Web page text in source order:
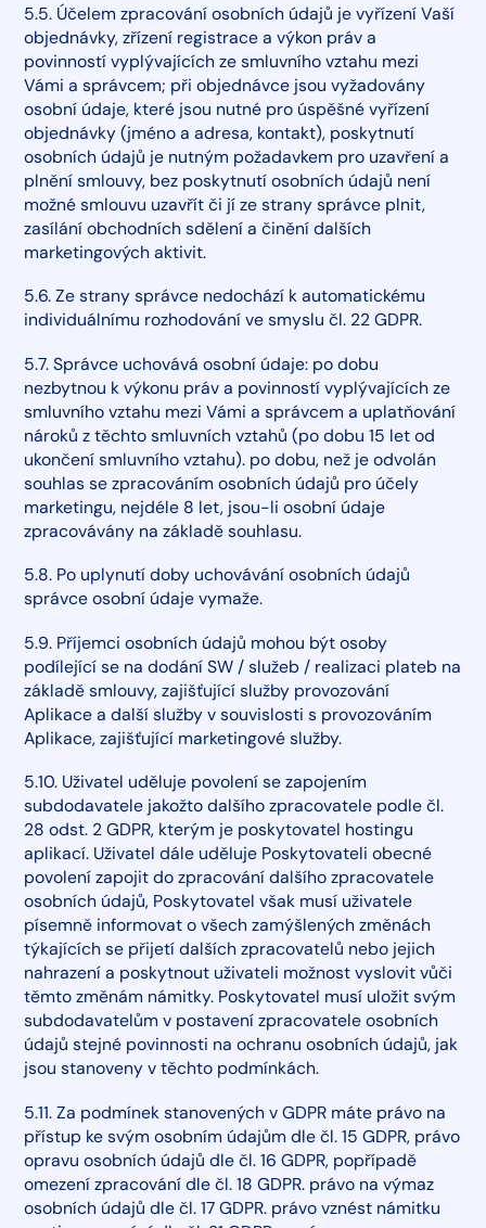
5.5. Účelem zpracování osobních údajů je vyřízení Vaší
objednávky, zřízení registrace a výkon práv a
povinností vyplývajících ze smluvního vztahu mezi
Vámi a správcem; při objednávce jsou vyžadovány
osobní údaje, které jsou nutné pro úspěšné vyřízení
objednávky (jméno a adresa, kontakt), poskytnutí
osobních údajů je nutným požadavkem pro uzavření a
plnění smlouvy, bez poskytnutí osobních údajů není
možné smlouvu uzavřít či jí ze strany správce plnit,
zasílání obchodních sdělení a činění dalších
marketingových aktivit.
5.6. Ze strany správce nedochází k automatickému
individuálnímu rozhodování ve smyslu čl. 22 GDPR.
5.7. Správce uchovává osobní údaje: po dobu
nezbytnou k výkonu práv a povinností vyplývajících ze
smluvního vztahu mezi Vámi a správcem a uplatňování
nároků z těchto smluvních vztahů (po dobu 15 let od
ukončení smluvního vztahu). po dobu, než je odvolán
souhlas se zpracováním osobních údajů pro účely
marketingu, nejdéle 8 let, jsou-li osobní údaje
zpracovávány na základě souhlasu.
5.8. Po uplynutí doby uchovávání osobních údajů
správce osobní údaje vymaže.
5.9. Příjemci osobních údajů mohou být osoby
podílející se na dodání SW / služeb / realizaci plateb na
základě smlouvy, zajišťující služby provozování
Aplikace a další služby v souvislosti s provozováním
Aplikace, zajišťující marketingové služby.
5.10. Uživatel uděluje povolení se zapojením
subdodavatele jakožto dalšího zpracovatele podle čl.
28 odst. 2 GDPR, kterým je poskytovatel hostingu
aplikací. Uživatel dále uděluje Poskytovateli obecné
povolení zapojit do zpracování dalšího zpracovatele
osobních údajů, Poskytovatel však musí uživatele
písemně informovat o všech zamýšlených změnách
týkajících se přijetí dalších zpracovatelů nebo jejich
nahrazení a poskytnout uživateli možnost vyslovit vůči
těmto změnám námitky. Poskytovatel musí uložit svým
subdodavatelům v postavení zpracovatele osobních
údajů stejné povinnosti na ochranu osobních údajů, jak
jsou stanoveny v těchto podmínkách.
5.11. Za podmínek stanovených v GDPR máte právo na
přístup ke svým osobním údajům dle čl. 15 GDPR, právo
opravu osobních údajů dle čl. 16 GDPR, popřípadě
omezení zpracování dle čl. 18 GDPR. právo na výmaz
osobních údajů dle čl. 17 GDPR. právo vznést námitku